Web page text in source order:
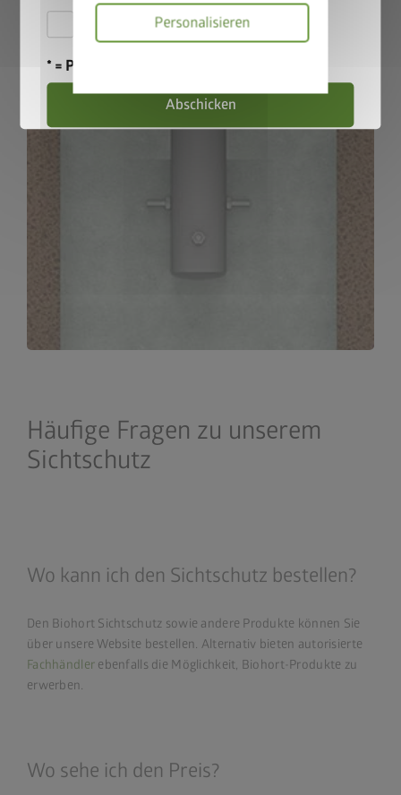
Personalisieren
Häufige Fragen zu unserem
Sichtschutz
Wo kann ich den Sichtschutz bestellen?
Den Biohort Sichtschutz sowie andere Produkte können Sie
über unsere Website bestellen. Alternativ bieten autorisierte
Fachhändler ebenfalls die Möglichkeit, Biohort-Produkte zu
erwerben.
Wo sehe ich den Preis?
Hiermit akzeptiere ich die
Teilnahmebedingungen.
* = Pflichtfeld
Abschicken